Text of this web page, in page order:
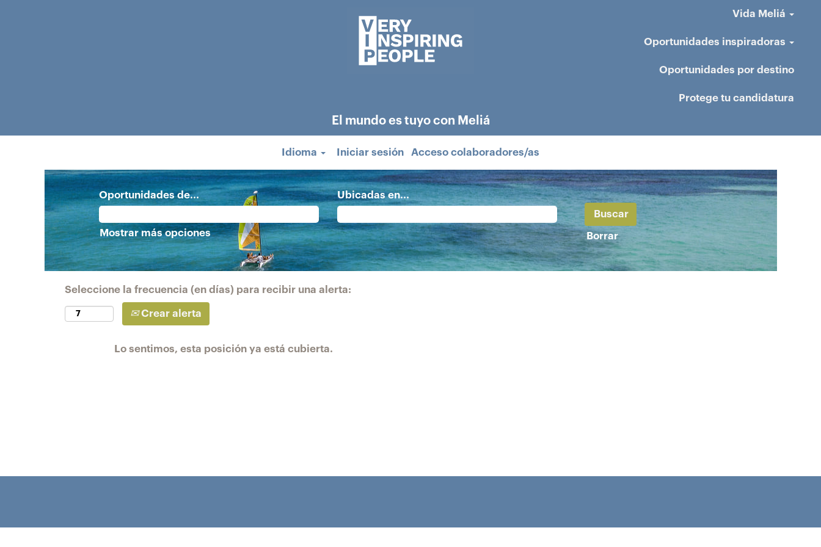
Vida Meliá
Oportunidades inspiradoras
Oportunidades por destino
Protege tu candidatura
El mundo es tuyo con Meliá
Idioma Iniciar sesión Acceso colaboradores/as
Oportunidades de... Ubicadas en...
Mostrar más opciones Borrar
Seleccione la frecuencia (en días) para recibir una alerta:
Crear alerta
Lo sentimos, esta posición ya está cubierta.